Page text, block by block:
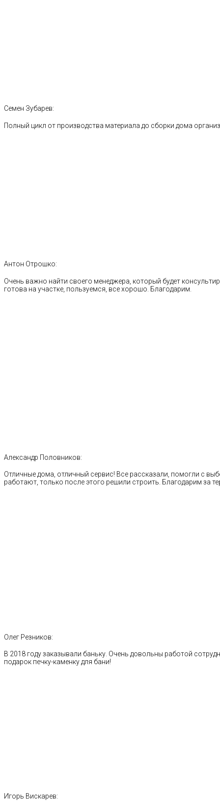
Семен Зубарев:
Полный цикл от производства материала до сборки дома
Антон Отрошко:
Очень важно найти своего менеджера, который будет
готова на участке, пользуемся, все хорошо. Благодарим.
Александр Половников:
Отличные дома, отличный сервис! Все рассказали, помогли с
работают, только после этого решили строить. Благодарим за
Олег Резников:
В 2018 году заказывали баньку. Очень довольны работой
подарок печку-каменку для бани!
Игорь Вискарев: